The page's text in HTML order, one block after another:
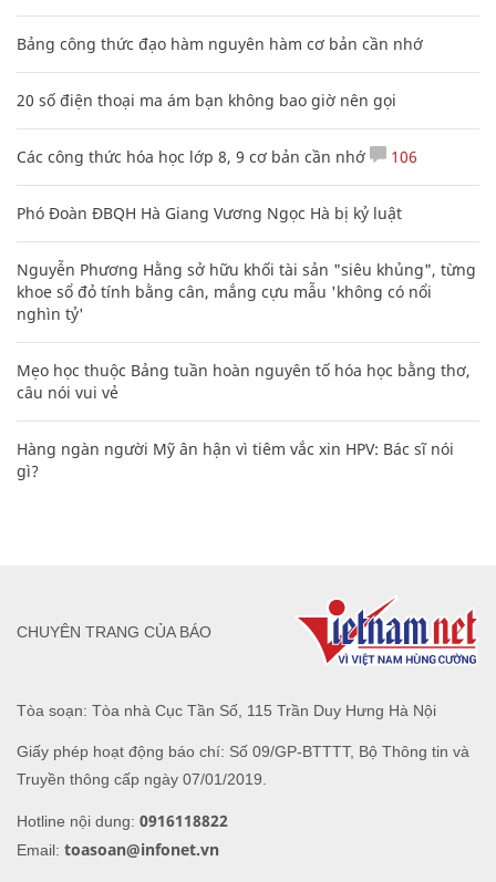
Bảng công thức đạo hàm nguyên hàm cơ bản cần nhớ
20 số điện thoại ma ám bạn không bao giờ nên gọi
Các công thức hóa học lớp 8, 9 cơ bản cần nhớ 106
Phó Đoàn ĐBQH Hà Giang Vương Ngọc Hà bị kỷ luật
Nguyễn Phương Hằng sở hữu khối tài sản "siêu khủng", từng
khoe sổ đỏ tính bằng cân, mắng cựu mẫu 'không có nổi
nghìn tỷ'
Mẹo học thuộc Bảng tuần hoàn nguyên tố hóa học bằng thơ,
câu nói vui vẻ
Hàng ngàn người Mỹ ân hận vì tiêm vắc xin HPV: Bác sĩ nói
gì?
Tòa soạn: Tòa nhà Cục Tần Số, 115 Trần Duy Hưng Hà Nội
Giấy phép hoạt động báo chí: Số 09/GP-BTTTT, Bộ Thông tin và
Truyền thông cấp ngày 07/01/2019.
Hotline nội dung: 0916118822
Email: toasoan@infonet.vn
CHUYÊN TRANG CỦA BÁO